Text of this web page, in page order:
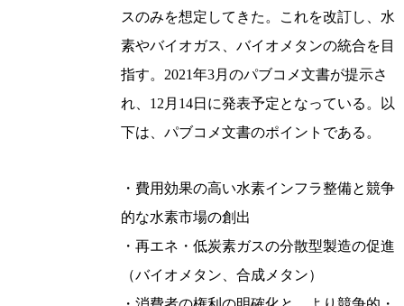
スのみを想定してきた。これを改訂し、水
素やバイオガス、バイオメタンの統合を目
指す。2021年3月のパブコメ文書が提示さ
れ、12月14日に発表予定となっている。以
下は、パブコメ文書のポイントである。
・費用効果の高い水素インフラ整備と競争
的な水素市場の創出
・再エネ・低炭素ガスの分散型製造の促進
（バイオメタン、合成メタン）